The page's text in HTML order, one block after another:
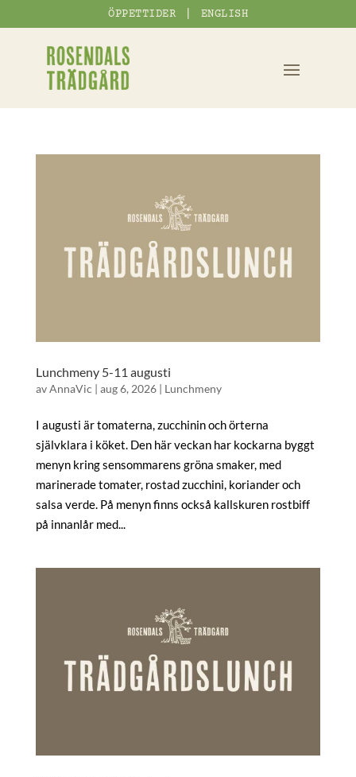
ÖPPETTIDER ENGLISH
Lunchmeny 5-11 augusti
avAnnaVic | aug 6, 2026| Lunchmeny
I augusti är tomaterna, zucchinin och örterna
självklara i köket. Den här veckan har kockarna byggt
menyn kring sensommarens gröna smaker, med
marinerade tomater, rostad zucchini, koriander och
salsa verde. På menyn finns också kallskuren rostbiff
på innanlår med...